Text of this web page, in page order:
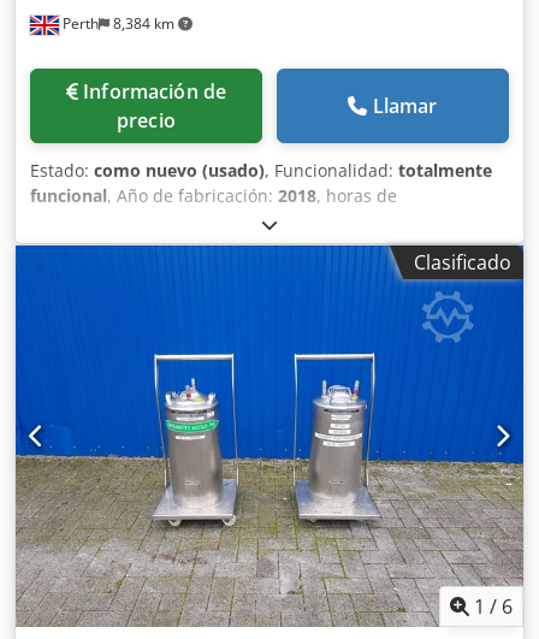
Perth 8,384 km
Información de
precio
Llamar
Estado: como nuevo (usado), Funcionalidad: totalmente
funcional, Año de fabricación: 2018, horas de
, número de máquina/vehículo:
/ P1551, Compactador de tornillo y dos unidades de
contenedores cerrados de 16 m3, todos fabricados según
las más altas especificaciones por De Rooij en los Países
Bajos. Todos los equipos se han utilizado dentro de una
unidad de trituración de seguridad desde que eran
nuevos. Se desmanteló en 2023 y solo se han utilizado 74
horas desde que eran nuevos. Este equipo ha sido
utilizado por un banco para triturar dinero en efectivo y
residuos confidenciales, y siempre se ha ubicado dentro
de un edificio seguro. Todo en excelentes condiciones y
perfecto funcionamiento. Codpfx Aov Ilphehksrf
Clasificado
1 / 6